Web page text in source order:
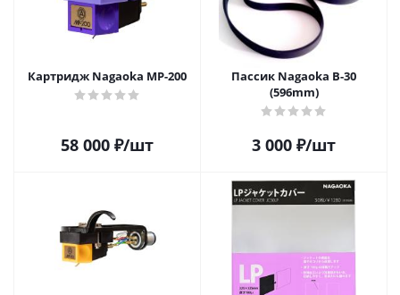
Картридж Nagaoka MP-200
58 000 ₽/шт
Пассик Nagaoka B-30
(596mm)
3 000 ₽/шт